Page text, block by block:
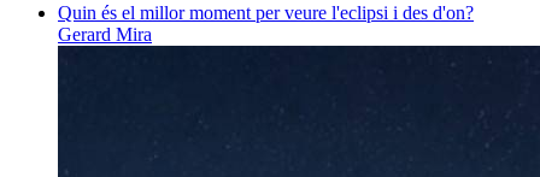
Quin és el millor moment per veure l'eclipsi i des d'on?
Gerard Mira